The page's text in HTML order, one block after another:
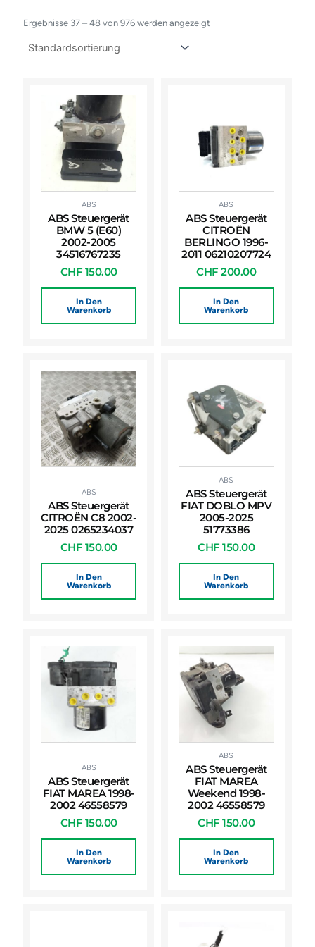
Ergebnisse 37 – 48 von 976 werden angezeigt
ABS
ABS Steuergerät
BMW 5 (E60)
2002-2005
34516767235
CHF 150.00
In Den
Warenkorb
ABS
ABS Steuergerät
CITROËN
BERLINGO 1996-
2011 06210207724
CHF 200.00
In Den
Warenkorb
ABS
ABS Steuergerät
CITROËN C8 2002-
2025 0265234037
CHF 150.00
In Den
Warenkorb
ABS
ABS Steuergerät
FIAT DOBLO MPV
2005-2025
51773386
CHF 150.00
In Den
Warenkorb
ABS
ABS Steuergerät
FIAT MAREA 1998-
2002 46558579
CHF 150.00
In Den
Warenkorb
ABS
ABS Steuergerät
FIAT MAREA
Weekend 1998-
2002 46558579
CHF 150.00
In Den
Warenkorb